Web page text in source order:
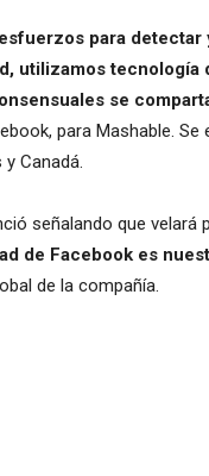
para
utilizamos
se
para Mashable.
Canadá.
señalando que velará
de Facebook es
de la compañía.